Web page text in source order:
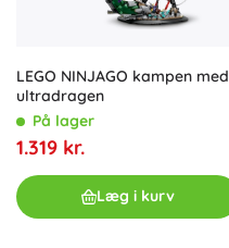
LEGO NINJAGO kampen med
ultradragen
På lager
1.319 kr.
Læg i kurv